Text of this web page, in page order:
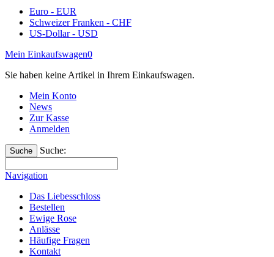
Euro - EUR
Schweizer Franken - CHF
US-Dollar - USD
Mein Einkaufswagen0
Sie haben keine Artikel in Ihrem Einkaufswagen.
Mein Konto
News
Zur Kasse
Anmelden
Suche Suche:
Navigation
Das Liebesschloss
Bestellen
Ewige Rose
Anlässe
Häufige Fragen
Kontakt